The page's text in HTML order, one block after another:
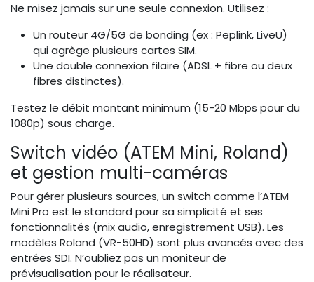
Ne misez jamais sur une seule connexion. Utilisez :
Un routeur 4G/5G de bonding (ex : Peplink, LiveU)
qui agrège plusieurs cartes SIM.
Une double connexion filaire (ADSL + fibre ou deux
fibres distinctes).
Testez le débit montant minimum (15-20 Mbps pour du
1080p) sous charge.
Switch vidéo (ATEM Mini, Roland)
et gestion multi-caméras
Pour gérer plusieurs sources, un switch comme l’ATEM
Mini Pro est le standard pour sa simplicité et ses
fonctionnalités (mix audio, enregistrement USB). Les
modèles Roland (VR-50HD) sont plus avancés avec des
entrées SDI. N’oubliez pas un moniteur de
prévisualisation pour le réalisateur.